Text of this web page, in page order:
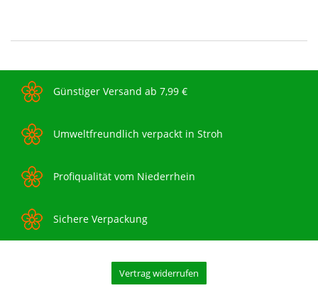
Günstiger Versand ab 7,99 €
Umweltfreundlich verpackt in Stroh
Profiqualität vom Niederrhein
Sichere Verpackung
Vertrag widerrufen